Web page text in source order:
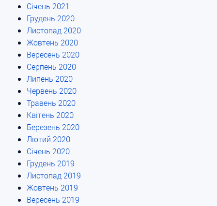
Січень 2021
Грудень 2020
Листопад 2020
Жовтень 2020
Вересень 2020
Серпень 2020
Липень 2020
Червень 2020
Травень 2020
Квітень 2020
Березень 2020
Лютий 2020
Січень 2020
Грудень 2019
Листопад 2019
Жовтень 2019
Вересень 2019